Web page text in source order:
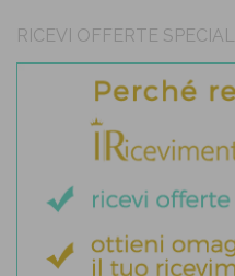
RICEVI OFFERTE SPECIALI